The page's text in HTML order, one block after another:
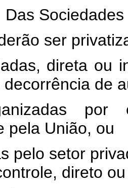
Das
ser
direta ou
de
por
pela União, ou
pelo setor
direto